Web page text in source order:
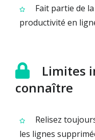
Fait partie de
productivité en
Limites
connaître
Relisez
les lignes